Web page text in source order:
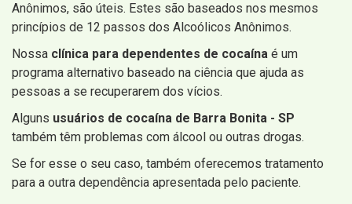
Anônimos, são úteis. Estes são baseados nos mesmos
princípios de 12 passos dos Alcoólicos Anônimos.
Nossa clínica para dependentes de cocaína é um
programa alternativo baseado na ciência que ajuda as
pessoas a se recuperarem dos vícios.
Alguns usuários de cocaína de Barra Bonita - SP
também têm problemas com álcool ou outras drogas.
Se for esse o seu caso, também oferecemos tratamento
para a outra dependência apresentada pelo paciente.